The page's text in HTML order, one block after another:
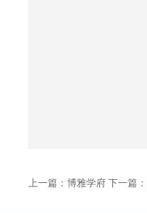
上一篇： 博雅学府 下一篇：